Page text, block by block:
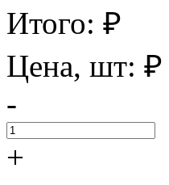
Итого: ₽
Цена, шт: ₽
-
+